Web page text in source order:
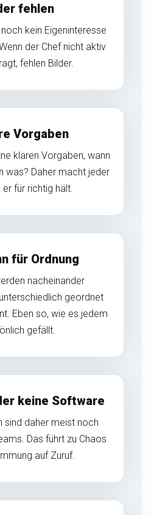
fehlen
kein Eigeninteresse
der Chef nicht aktiv
fehlen Bilder.
Vorgaben
klaren Vorgaben, wann
was? Daher macht jeder
für richtig hält.
für Ordnung
nacheinander
geordnet
Eben so, wie es jedem
gefällt.
keine Software
sind daher meist noch
Das führt zu Chaos
auf Zuruf.